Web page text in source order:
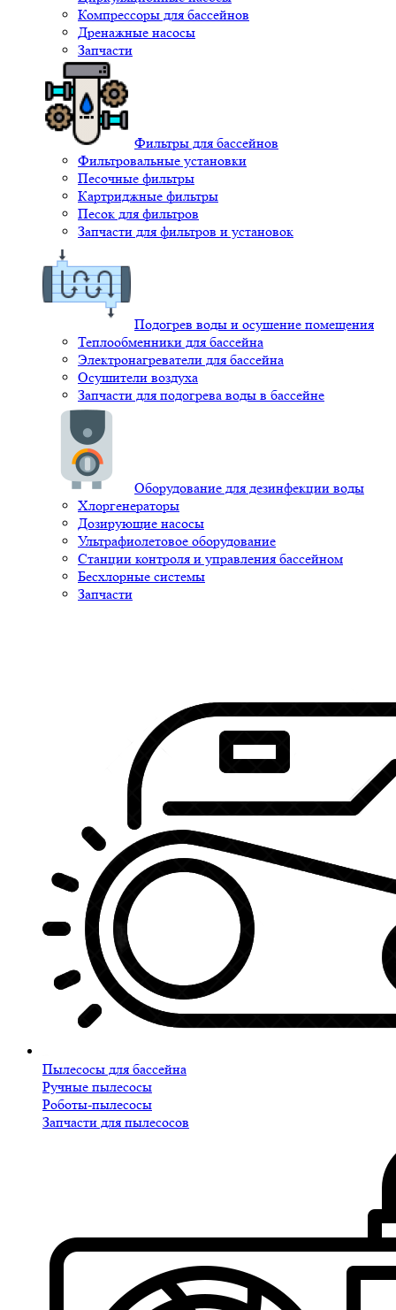
Компрессоры для бассейнов
Дренажные насосы
Запчасти
Фильтры для бассейнов
Фильтровальные установки
Песочные фильтры
Картриджные фильтры
Песок для фильтров
Запчасти для фильтров и установок
Подогрев воды и осушение помещения
Теплообменники для бассейна
Электронагреватели для бассейна
Осушители воздуха
Запчасти для подогрева воды в бассейне
Оборудование для дезинфекции воды
Хлоргенераторы
Дозирующие насосы
Ультрафиолетовое оборудование
Станции контроля и управления бассейном
Бесхлорные системы
Запчасти
Пылесосы для бассейна
Ручные пылесосы
Роботы-пылесосы
Запчасти для пылесосов